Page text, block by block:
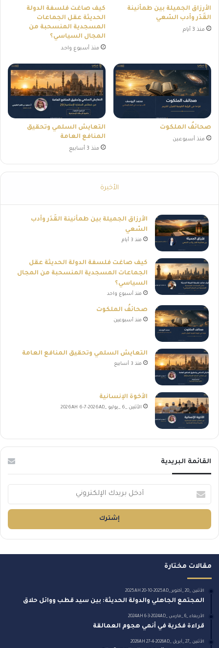
الأرزاق الجميلة بين طمأنينة
القَدَر وأدب السّعي
منذ 3 أيام
كيف صاغت فلسفة الدولة
الحديثة عقل الجماعات
المسجدية المنسحبة من
المجال السياسي؟
منذ أسبوع واحد
صحائفُ الملكوت
منذ أسبوعين
التعايش السلمي وتحقيق
المنافع العامة
منذ 3 أسابيع
الأخيرة
الأرزاق الجميلة بين طمأنينة القَدَر وأدب
السّعي
منذ 3 أيام
كيف صاغت فلسفة الدولة الحديثة عقل
الجماعات المسجدية المنسحبة من المجال
السياسي؟
منذ أسبوع واحد
صحائفُ الملكوت
منذ أسبوعين
التعايش السلمي وتحقيق المنافع العامة
منذ 3 أسابيع
الأخوة الإنسانية
الأثنين _6 _يوليو _2026AH 6-7-2026AD
القائمة البريدية
بريدك
الإلكتروني
مقالات مختارة
الأثنين _20 _أكتوبر _2025AH 20-10-2025AD
المجتمع الجاهلي والدولة الحديثة: بين سيد قطب ووائل حلاق
الأربعاء _6 _مارس _2024AH 6-3-2024AD
قراءة فكرية في أنمي هجوم العمالقة
الأثنين _27 _أبريل _2026AH 27-4-2026AD